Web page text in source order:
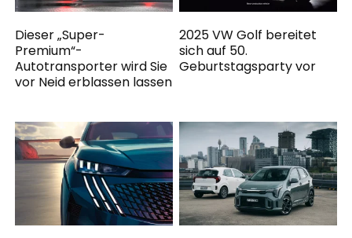
Dieser „Super-
Premium“-
Autotransporter wird Sie
vor Neid erblassen lassen
2025 VW Golf bereitet
sich auf 50.
Geburtstagsparty vor